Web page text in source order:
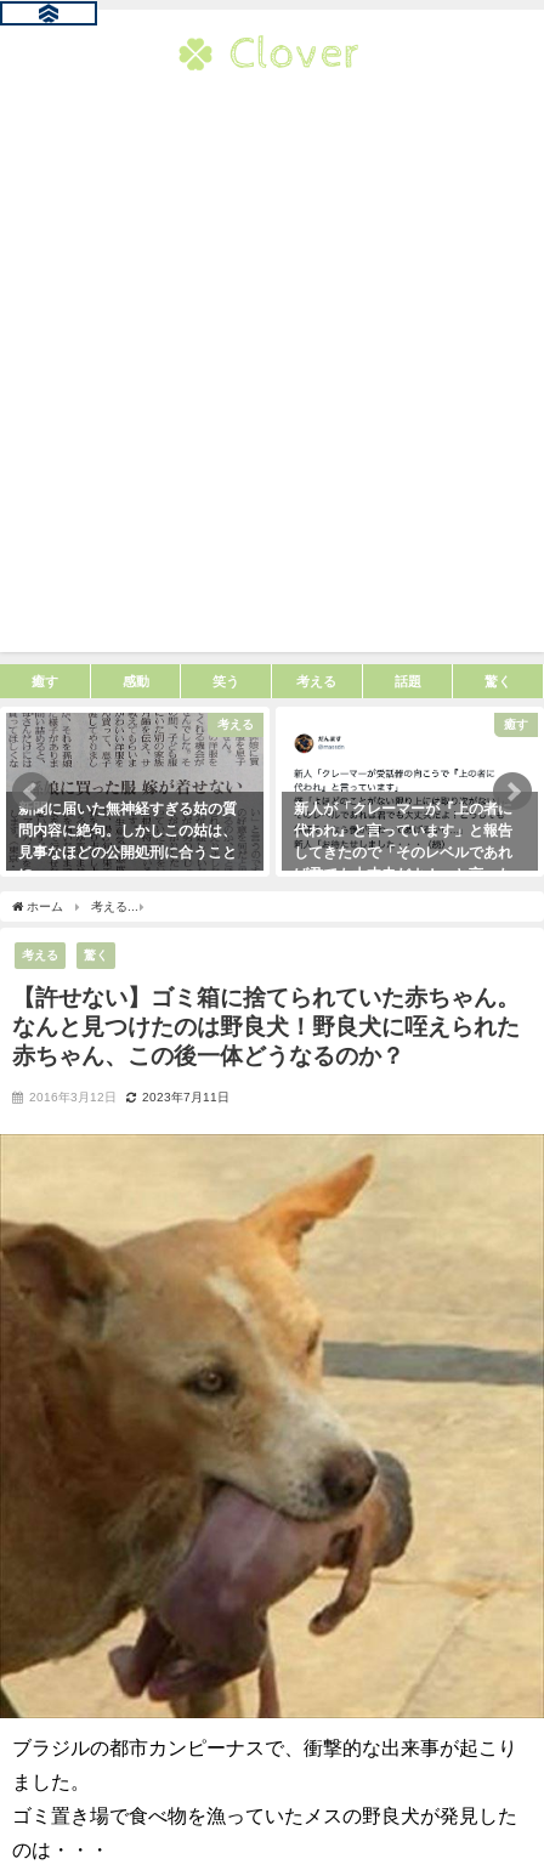
癒す 感動 笑う 考える 話題 驚く
考える
新聞に届いた無神経すぎる姑の質
問内容に絶句。しかしこの姑は、
見事なほどの公開処刑に合うこと
に・・・
2021年3月13日
癒す
新人が「クレーマーが『上の者に
代われ』と言っています」と報告
してきたので「そのレベルであれ
ば君でも大丈夫だよ！」と言った
ホーム 考える
考える 驚く
【許せない】ゴミ箱に捨てられていた赤ちゃん。
なんと見つけたのは野良犬！野良犬に咥えられた
赤ちゃん、この後一体どうなるのか？
2016年3月12日 2023年7月11日
ブラジルの都市カンピーナスで、衝撃的な出来事が起こり
ました。
ゴミ置き場で食べ物を漁っていたメスの野良犬が発見した
のは・・・